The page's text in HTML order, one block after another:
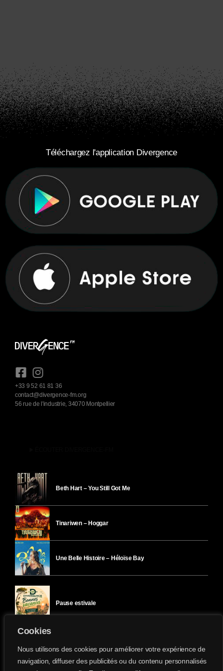
Cookies
Nous utilisons des cookies pour améliorer votre expérience de
navigation, diffuser des publicités ou du contenu personnalisés
Téléchargez l'application Divergence
+33 9 52 61 81 36
contact@divergence-fm.org
56 rue de l'industrie, 34070 Montpellier
Beth Hart – You Still Got Me
Tinariwen – Hoggar
Une Belle Histoire – Héloïse Bay
Pause estivale